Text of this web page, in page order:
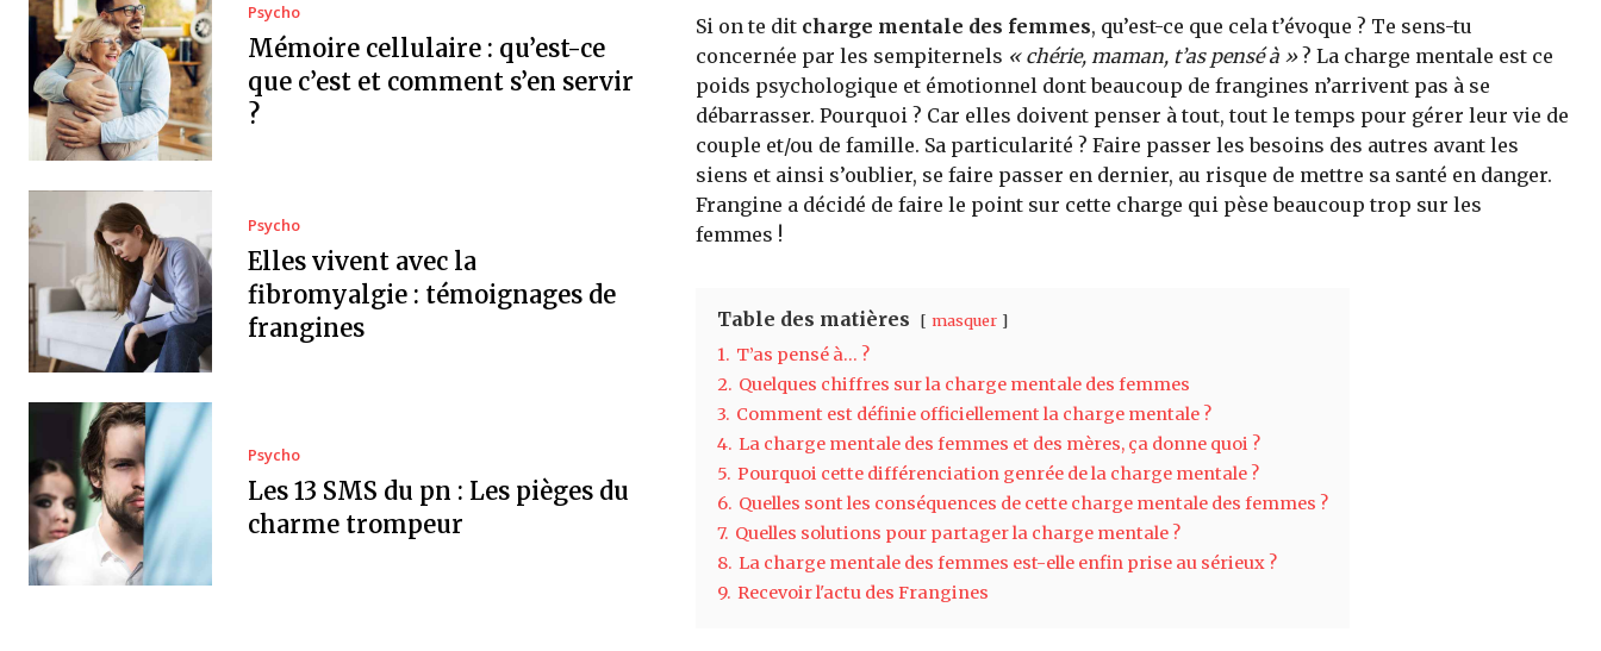
Psycho
Mémoire cellulaire : qu’est-ce
que c’est et comment s’en servir
?
Psycho
Elles vivent avec la
fibromyalgie : témoignages de
frangines
Psycho
Les 13 SMS du pn : Les pièges du
charme trompeur
Si on te dit charge mentale des femmes, qu’est-ce que cela t’évoque ? Te sens-tu
concernée par les sempiternels « chérie, maman, t’as pensé à » ? La charge mentale est ce
poids psychologique et émotionnel dont beaucoup de frangines n’arrivent pas à se
débarrasser. Pourquoi ? Car elles doivent penser à tout, tout le temps pour gérer leur vie de
couple et/ou de famille. Sa particularité ? Faire passer les besoins des autres avant les
siens et ainsi s’oublier, se faire passer en dernier, au risque de mettre sa santé en danger.
Frangine a décidé de faire le point sur cette charge qui pèse beaucoup trop sur les
femmes !
Table des matières masquer
1. T’as pensé à… ?
2. Quelques chiffres sur la charge mentale des femmes
3. Comment est définie officiellement la charge mentale ?
4. La charge mentale des femmes et des mères, ça donne quoi ?
5. Pourquoi cette différenciation genrée de la charge mentale ?
6. Quelles sont les conséquences de cette charge mentale des femmes ?
7. Quelles solutions pour partager la charge mentale ?
8. La charge mentale des femmes est-elle enfin prise au sérieux ?
9. Recevoir l'actu des Frangines